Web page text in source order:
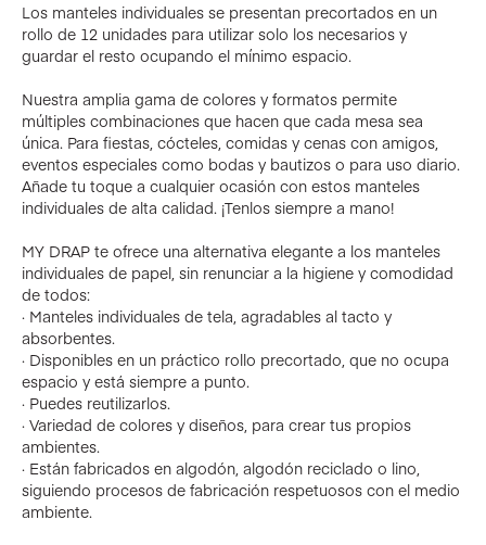
Los manteles individuales se presentan precortados en un
rollo de 12 unidades para utilizar solo los necesarios y
guardar el resto ocupando el mínimo espacio.
Nuestra amplia gama de colores y formatos permite
múltiples combinaciones que hacen que cada mesa sea
única. Para fiestas, cócteles, comidas y cenas con amigos,
eventos especiales como bodas y bautizos o para uso diario.
Añade tu toque a cualquier ocasión con estos manteles
individuales de alta calidad. ¡Tenlos siempre a mano!
MY DRAP te ofrece una alternativa elegante a los manteles
individuales de papel, sin renunciar a la higiene y comodidad
de todos:
· Manteles individuales de tela, agradables al tacto y
absorbentes.
· Disponibles en un práctico rollo precortado, que no ocupa
espacio y está siempre a punto.
· Puedes reutilizarlos.
· Variedad de colores y diseños, para crear tus propios
ambientes.
· Están fabricados en algodón, algodón reciclado o lino,
siguiendo procesos de fabricación respetuosos con el medio
ambiente.